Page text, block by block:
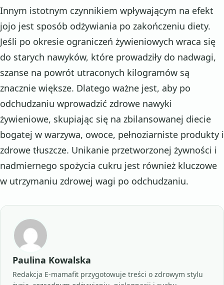
Innym istotnym czynnikiem wpływającym na efekt
jojo jest sposób odżywiania po zakończeniu diety.
Jeśli po okresie ograniczeń żywieniowych wraca się
do starych nawyków, które prowadziły do nadwagi,
szanse na powrót utraconych kilogramów są
znacznie większe. Dlatego ważne jest, aby po
odchudzaniu wprowadzić zdrowe nawyki
żywieniowe, skupiając się na zbilansowanej diecie
bogatej w warzywa, owoce, pełnoziarniste produkty i
zdrowe tłuszcze. Unikanie przetworzonej żywności i
nadmiernego spożycia cukru jest również kluczowe
w utrzymaniu zdrowej wagi po odchudzaniu.
Paulina Kowalska
Redakcja E-mamafit przygotowuje treści o zdrowym stylu